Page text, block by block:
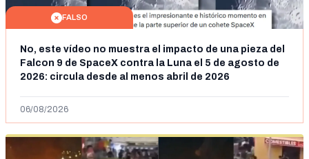
FALSO
No, este vídeo no muestra el impacto de una pieza del
Falcon 9 de SpaceX contra la Luna el 5 de agosto de
2026: circula desde al menos abril de 2026
06/08/2026